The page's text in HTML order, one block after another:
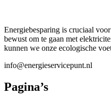
Energiebesparing is cruciaal
bewust om te gaan met
kunnen we onze ecologische
info@energieservicepunt.nl
Pagina’s